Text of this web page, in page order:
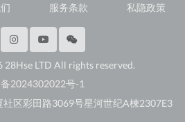
服务条款 私隐政策
28Hse LTD All rights reserved.
2024302022号-1
区彩田路3069号星河世纪A楝2307E3